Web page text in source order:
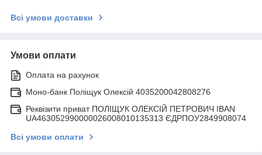
Всі умови доставки
Умови оплати
Оплата на рахунок
Моно-банк Поліщук Олексій 4035200042808276
Реквізити приват ПОЛІЩУК ОЛЕКСІЙ ПЕТРОВИЧ IBAN
UA463052990000026008010135313 ЄДРПОУ2849908074
Всі умови оплати